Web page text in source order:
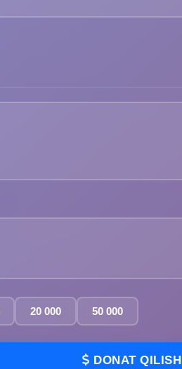
20 000 50 000
DONAT QILISH